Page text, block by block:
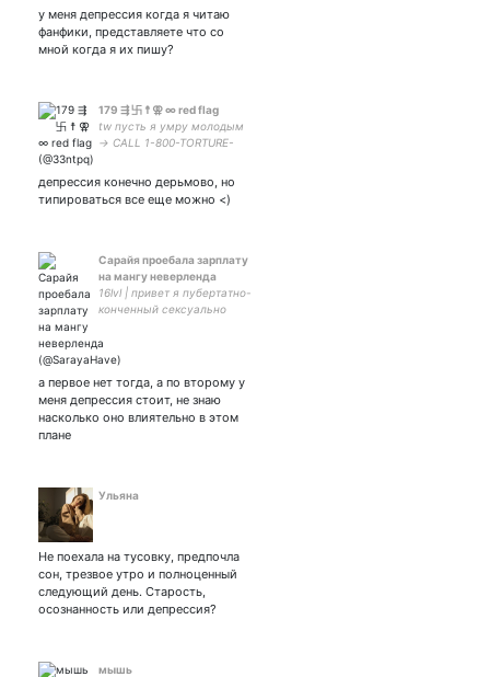
у меня депрессия когда я читаю
фанфики, представляете что со
мной когда я их пишу?
179 ⇶ 卐 ☨ ⚢ ∞ red flag
tw пусть я умру молодым
→ CALL 1-800-TORTURE-
3VIL main private
депрессия конечно дерьмово, но
типироваться все еще можно <)
Сарайя проебала зарплату
на мангу неверленда
16lvl | привет я пубертатно-
конченный сексуально
зарплатой из
компьютерной графики |
а первое нет тогда, а по второму у
меня депрессия стоит, не знаю
насколько оно влиятельно в этом
плане
Ульяна
Не поехала на тусовку, предпочла
сон, трезвое утро и полноценный
следующий день. Старость,
осознанность или депрессия?
мышь